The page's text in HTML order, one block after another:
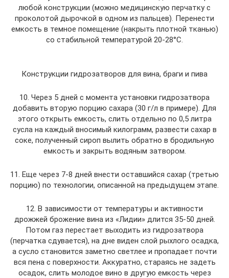
любой конструкции (можно медицинскую перчатку с
проколотой дырочкой в одном из пальцев). Перенести
емкость в темное помещение (накрыть плотной тканью)
со стабильной температурой 20-28°C.
Конструкции гидрозатворов для вина, браги и пива
10. Через 5 дней с момента установки гидрозатвора
добавить вторую порцию сахара (30 г/л в примере). Для
этого открыть емкость, слить отдельно по 0,5 литра
сусла на каждый вносимый килограмм, развести сахар в
соке, полученный сироп вылить обратно в бродильную
емкость и закрыть водяным затвором.
11. Еще через 7-8 дней внести оставшийся сахар (третью
порцию) по технологии, описанной на предыдущем этапе.
12. В зависимости от температуры и активности
дрожжей брожение вина из «Лидии» длится 35-50 дней.
Потом газ перестает выходить из гидрозатвора
(перчатка сдувается), на дне виден слой рыхлого осадка,
а сусло становится заметно светлее и пропадает почти
вся пена с поверхности. Аккуратно, стараясь не задеть
осадок, слить молодое вино в другую емкость через